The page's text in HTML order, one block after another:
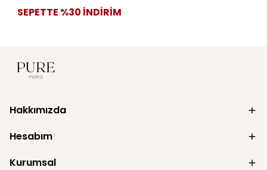
SEPETTE %30 İNDİRİM
Hakkımızda
Hesabım
Kurumsal